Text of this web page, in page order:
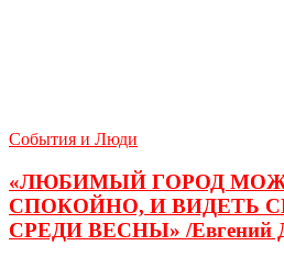
События и Люди
«ЛЮБИМЫЙ ГОРОД
СПОКОЙНО, И ВИДЕТЬ
СРЕДИ ВЕСНЫ» /Евгений